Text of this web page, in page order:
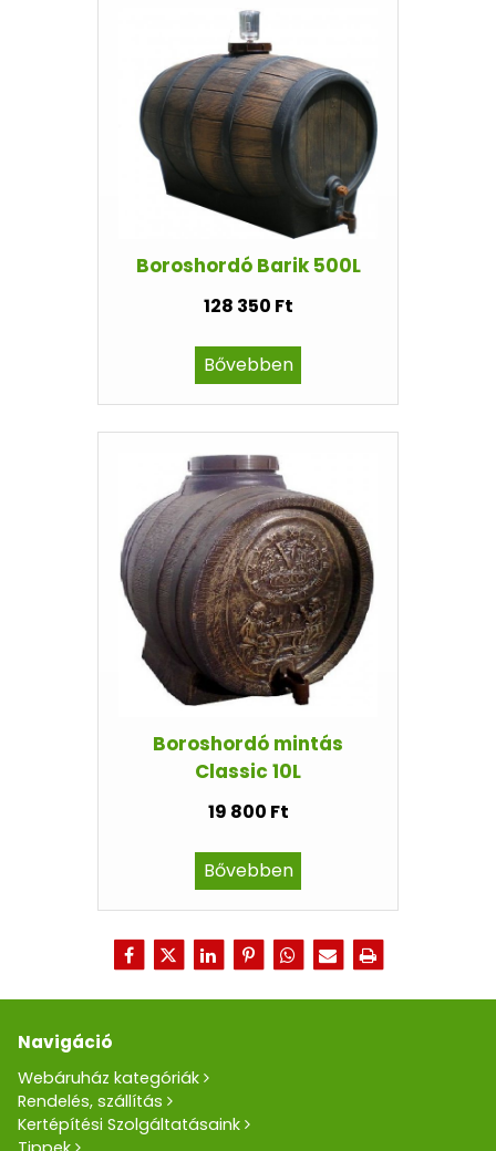
Boroshordó Barik 500L
128 350 Ft
Bővebben
Boroshordó mintás
Classic 10L
19 800 Ft
Bővebben
Navigáció
Webáruház kategóriák
Rendelés, szállítás
Kertépítési Szolgáltatásaink